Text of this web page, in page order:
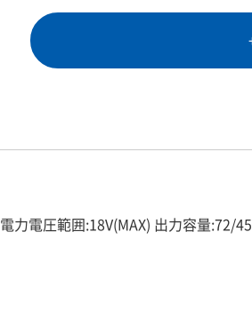
電圧範囲:18V(MAX) 出力容量:72/